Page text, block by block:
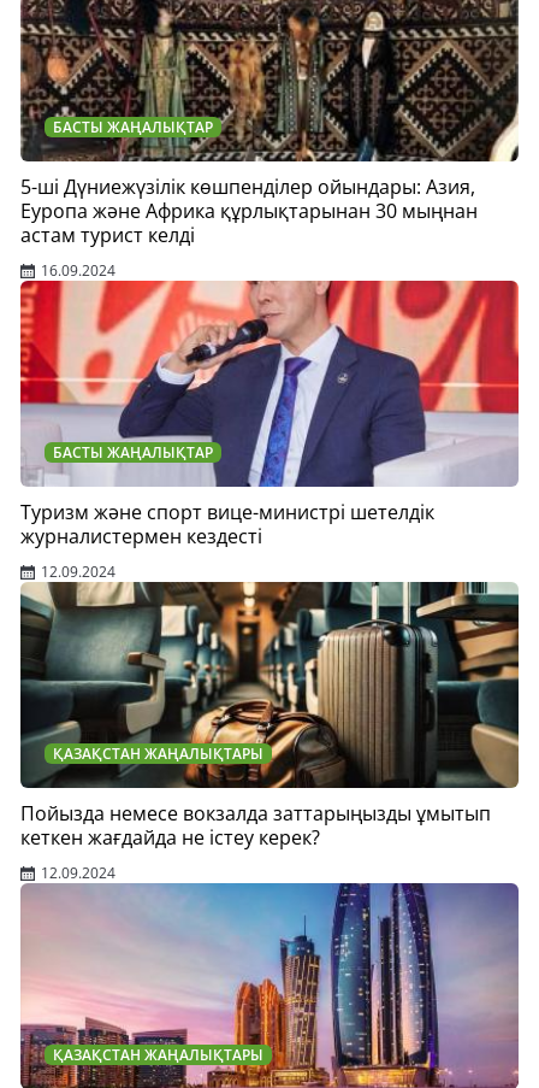
БАСТЫ ЖАҢАЛЫҚТАР
5-ші Дүниежүзілік көшпенділер ойындары: Азия,
Еуропа және Африка құрлықтарынан 30 мыңнан
астам турист келді
16.09.2024
БАСТЫ ЖАҢАЛЫҚТАР
Туризм және спорт вице-министрі шетелдік
журналистермен кездесті
12.09.2024
ҚАЗАҚСТАН ЖАҢАЛЫҚТАРЫ
Пойызда немесе вокзалда заттарыңызды ұмытып
кеткен жағдайда не істеу керек?
12.09.2024
ҚАЗАҚСТАН ЖАҢАЛЫҚТАРЫ